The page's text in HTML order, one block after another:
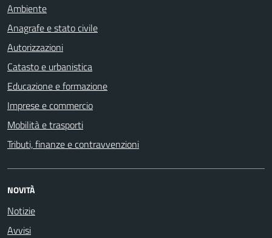
Ambiente
Anagrafe e stato civile
Autorizzazioni
Catasto e urbanistica
Educazione e formazione
Imprese e commercio
Mobilità e trasporti
Tributi, finanze e contravvenzioni
NOVITÀ
Notizie
Avvisi